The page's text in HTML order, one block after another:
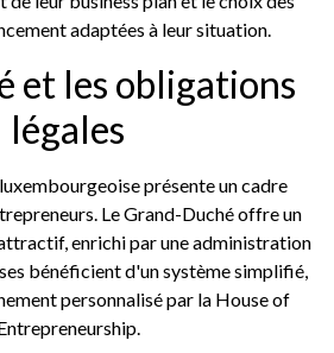
adaptées à leur situation.
et les obligations
légales
présente un cadre
Le Grand-Duché offre un
enrichi par une administration
bénéficient d'un système simplifié,
personnalisé par la House of